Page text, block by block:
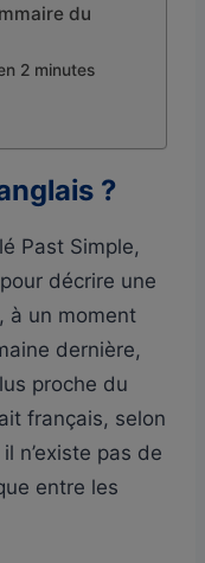
du
2 minutes
?
Past Simple,
décrire une
à un moment
dernière,
proche du
français, selon
n’existe pas de
entre les